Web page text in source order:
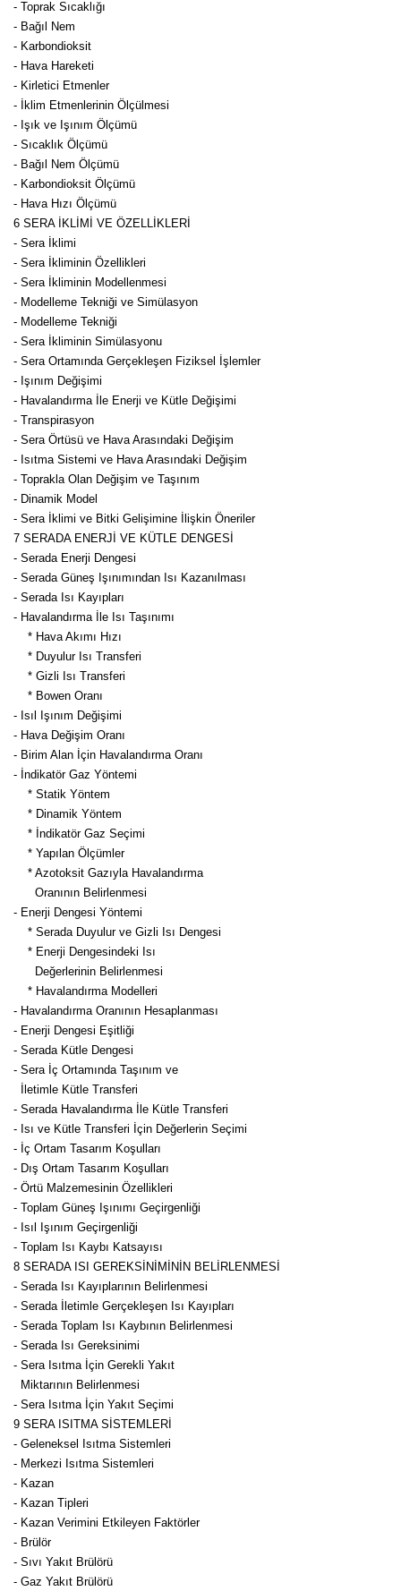
- Toprak Sıcaklığı
- Bağıl Nem
- Karbondioksit
- Hava Hareketi
- Kirletici Etmenler
- İklim Etmenlerinin Ölçülmesi
- Işık ve Işınım Ölçümü
- Sıcaklık Ölçümü
- Bağıl Nem Ölçümü
- Karbondioksit Ölçümü
- Hava Hızı Ölçümü
6 SERA İKLİMİ VE ÖZELLİKLERİ
- Sera İklimi
- Sera İkliminin Özellikleri
- Sera İkliminin Modellenmesi
- Modelleme Tekniği ve Simülasyon
- Modelleme Tekniği
- Sera İkliminin Simülasyonu
- Sera Ortamında Gerçekleşen Fiziksel İşlemler
- Işınım Değişimi
- Havalandırma İle Enerji ve Kütle Değişimi
- Transpirasyon
- Sera Örtüsü ve Hava Arasındaki Değişim
- Isıtma Sistemi ve Hava Arasındaki Değişim
- Toprakla Olan Değişim ve Taşınım
- Dinamik Model
- Sera İklimi ve Bitki Gelişimine İlişkin Öneriler
7 SERADA ENERJİ VE KÜTLE DENGESİ
- Serada Enerji Dengesi
- Serada Güneş Işınımından Isı Kazanılması
- Serada Isı Kayıpları
- Havalandırma İle Isı Taşınımı
* Hava Akımı Hızı
* Duyulur Isı Transferi
* Gizli Isı Transferi
* Bowen Oranı
- Isıl Işınım Değişimi
- Hava Değişim Oranı
- Birim Alan İçin Havalandırma Oranı
- İndikatör Gaz Yöntemi
* Statik Yöntem
* Dinamik Yöntem
* İndikatör Gaz Seçimi
* Yapılan Ölçümler
* Azotoksit Gazıyla Havalandırma
Oranının Belirlenmesi
- Enerji Dengesi Yöntemi
* Serada Duyulur ve Gizli Isı Dengesi
* Enerji Dengesindeki Isı
Değerlerinin Belirlenmesi
* Havalandırma Modelleri
- Havalandırma Oranının Hesaplanması
- Enerji Dengesi Eşitliği
- Serada Kütle Dengesi
- Sera İç Ortamında Taşınım ve
İletimle Kütle Transferi
- Serada Havalandırma İle Kütle Transferi
- Isı ve Kütle Transferi İçin Değerlerin Seçimi
- İç Ortam Tasarım Koşulları
- Dış Ortam Tasarım Koşulları
- Örtü Malzemesinin Özellikleri
- Toplam Güneş Işınımı Geçirgenliği
- Isıl Işınım Geçirgenliği
- Toplam Isı Kaybı Katsayısı
8 SERADA ISI GEREKSİNİMİNİN BELİRLENMESİ
- Serada Isı Kayıplarının Belirlenmesi
- Serada İletimle Gerçekleşen Isı Kayıpları
- Serada Toplam Isı Kaybının Belirlenmesi
- Serada Isı Gereksinimi
- Sera Isıtma İçin Gerekli Yakıt
Miktarının Belirlenmesi
- Sera Isıtma İçin Yakıt Seçimi
9 SERA ISITMA SİSTEMLERİ
- Geleneksel Isıtma Sistemleri
- Merkezi Isıtma Sistemleri
- Kazan
- Kazan Tipleri
- Kazan Verimini Etkileyen Faktörler
- Brülör
- Sıvı Yakıt Brülörü
- Gaz Yakıt Brülörü